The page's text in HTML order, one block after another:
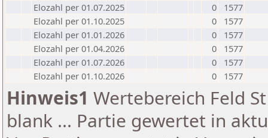
Elozahl per 01.07.2025
0
1577
Elozahl per 01.10.2025
0
1577
Elozahl per 01.01.2026
0
1577
Elozahl per 01.04.2026
0
1577
Elozahl per 01.07.2026
0
1577
Elozahl per 01.10.2026
0 1577
Hinweis1 Wertebereich Feld
blank ... Partie gewertet in